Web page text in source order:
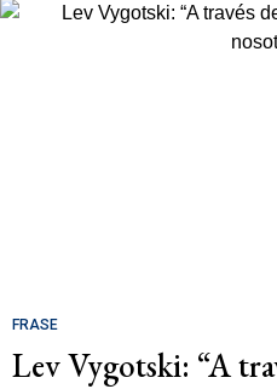
FRASE
Lev Vygotski: “A